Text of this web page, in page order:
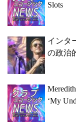
Slots
インタ
の政治
‘My